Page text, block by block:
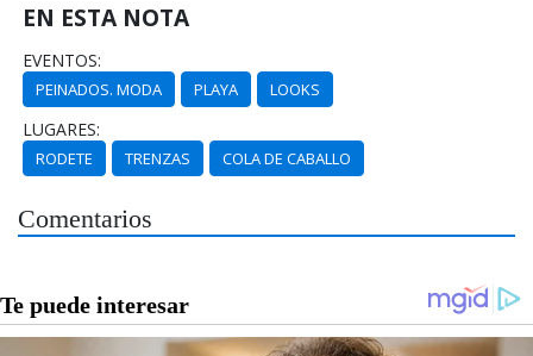
EN ESTA NOTA
EVENTOS:
PEINADOS. MODA PLAYA LOOKS
LUGARES:
RODETE TRENZAS COLA DE CABALLO
Comentarios